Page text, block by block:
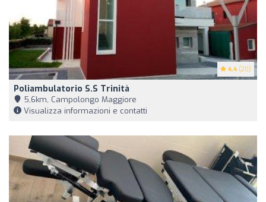
4.4 (20)
Poliambulatorio S.S Trinità
5,6km, Campolongo Maggiore
Visualizza informazioni e contatti